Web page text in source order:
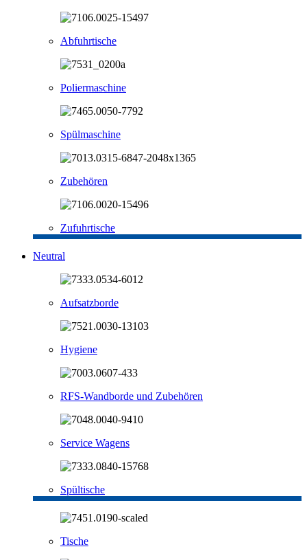
Abfuhrtische
Poliermaschine
Spülmaschine
Zubehören
Zufuhrtische
Neutral
Aufsatzborde
Hygiene
RFS-Wandborde und Zubehören
Service Wagens
Spültische
Tische